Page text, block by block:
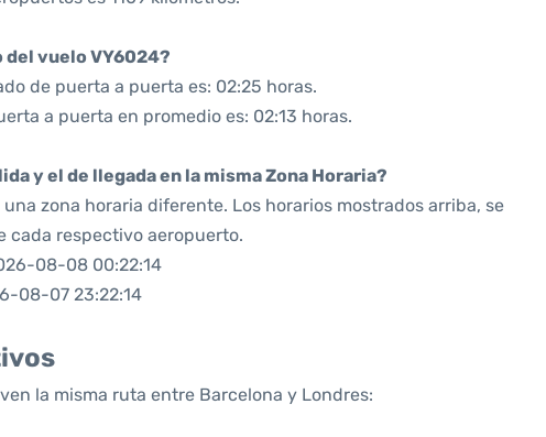
del vuelo VY6024?
de puerta a puerta es: 02:25 horas.
a puerta en promedio es: 02:13 horas.
y el de llegada en la misma Zona Horaria?
zona horaria diferente. Los horarios mostrados arriba, se
cada respectivo aeropuerto.
08-08 00:22:14
08-07 23:22:14
la misma ruta entre Barcelona y Londres: